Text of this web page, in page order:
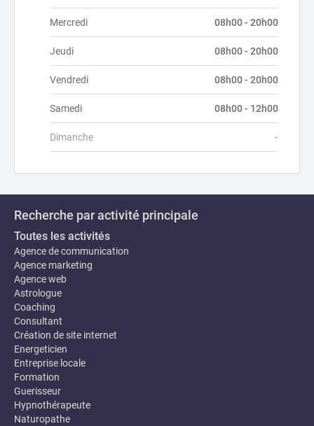
Mercredi 08h00 - 20h00
Jeudi 08h00 - 20h00
Vendredi 08h00 - 20h00
Samedi 08h00 - 12h00
Dimanche -
Recherche par activité principale
Toutes les activités
Agence de communication
Agence marketing
Agence web
Astrologue
Coaching
Consultant
Création de site internet
Energeticien
Entreprise locale
Formation
Guerisseur
Hypnothérapeute
Naturopathe